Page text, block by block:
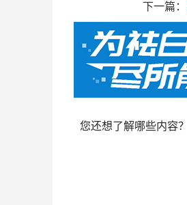
下一篇：
您还想了解哪些内容？